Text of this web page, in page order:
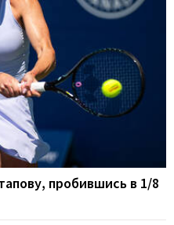
пробившись в 1/8